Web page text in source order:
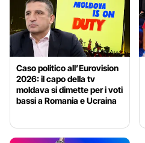
Caso politico all’Eurovision
2026: il capo della tv
moldava si dimette per i voti
bassi a Romania e Ucraina